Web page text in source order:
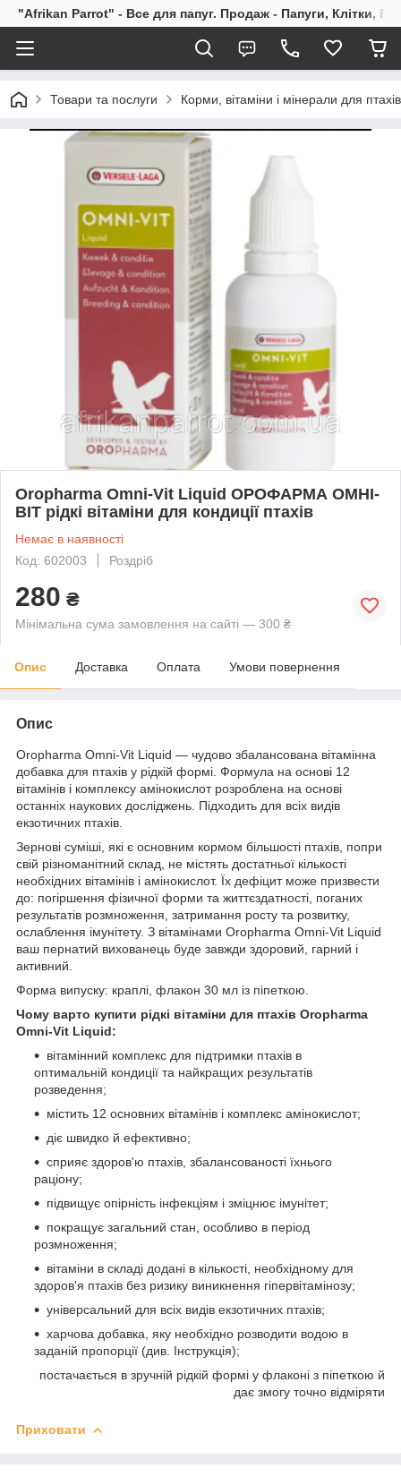
"Afrikan Parrot" - Все для папуг. Продаж - Папуги, Клітки,
Товари та послуги Корми, вітаміни і мінерали для
Oropharma Omni-Vit Liquid ОРОФАРМА ОМНІ-
ВІТ рідкі вітаміни для кондиції птахів
Немає в наявності
Код: 602003
Роздріб
280 ₴
Мінімальна сума замовлення на сайті — 300 ₴
Опис Доставка Оплата Умови повернення
Опис
Oropharma Omni-Vit Liquid — чудово збалансована вітамінна
добавка для птахів у рідкій формі. Формула на основі 12
вітамінів і комплексу амінокислот розроблена на основі
останніх наукових досліджень. Підходить для всіх видів
екзотичних птахів.
Зернові суміші, які є основним кормом більшості птахів, попри
свій різноманітний склад, не містять достатньої кількості
необхідних вітамінів і амінокислот. Їх дефіцит може призвести
до: погіршення фізичної форми та життєздатності, поганих
результатів розмноження, затримання росту та розвитку,
ослаблення імунітету. З вітамінами Oropharma Omni-Vit Liquid
ваш пернатий вихованець буде завжди здоровий, гарний і
активний.
Форма випуску: краплі, флакон 30 мл із піпеткою.
Чому варто купити рідкі вітаміни для птахів Oropharma
Omni-Vit Liquid:
вітамінний комплекс для підтримки птахів в
оптимальній кондиції та найкращих результатів
розведення;
містить 12 основних вітамінів і комплекс амінокислот;
діє швидко й ефективно;
сприяє здоров'ю птахів, збалансованості їхнього
раціону;
підвищує опірність інфекціям і зміцнює імунітет;
покращує загальний стан, особливо в період
розмноження;
вітаміни в складі додані в кількості, необхідному для
здоров'я птахів без ризику виникнення гіпервітамінозу;
універсальний для всіх видів екзотичних птахів;
харчова добавка, яку необхідно розводити водою в
заданій пропорції (див. Інструкція);
постачається в зручній рідкій формі у флаконі з піпеткою й
дає змогу точно відміряти
Приховати